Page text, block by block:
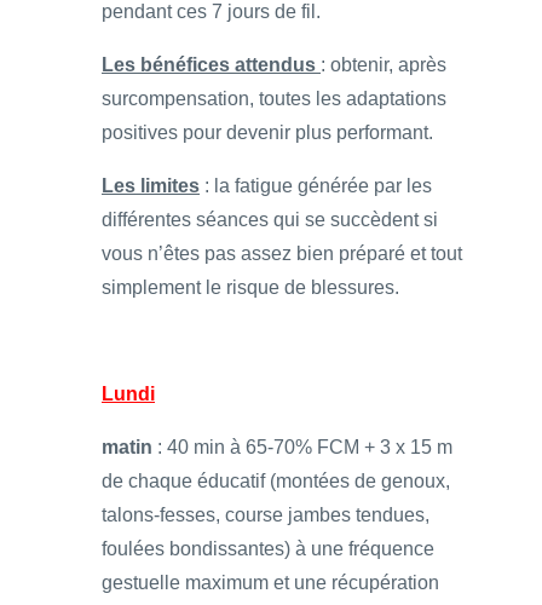
pendant ces 7 jours de fil.
Les bénéfices attendus : obtenir, après
surcompensation, toutes les adaptations
positives pour devenir plus performant.
Les limites : la fatigue générée par les
différentes séances qui se succèdent si
vous n’êtes pas assez bien préparé et tout
simplement le risque de blessures.
Lundi
matin : 40 min à 65-70% FCM + 3 x 15 m
de chaque éducatif (montées de genoux,
talons-fesses, course jambes tendues,
foulées bondissantes) à une fréquence
gestuelle maximum et une récupération